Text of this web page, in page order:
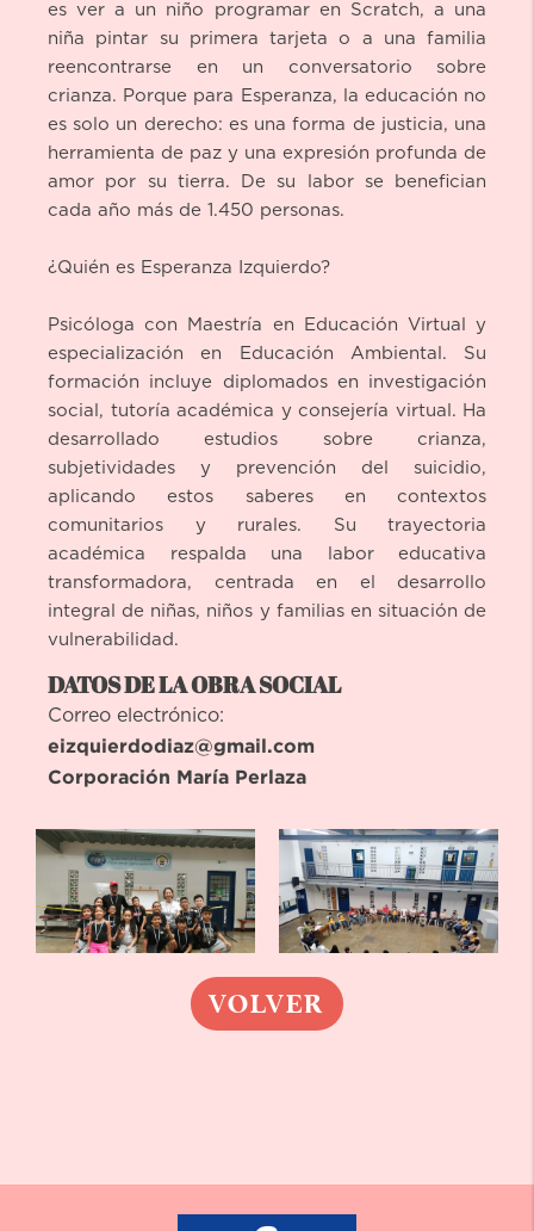
es ver a un niño programar en Scratch, a una
niña pintar su primera tarjeta o a una familia
reencontrarse en un conversatorio sobre
crianza. Porque para Esperanza, la educación no
es solo un derecho: es una forma de justicia, una
herramienta de paz y una expresión profunda de
amor por su tierra. De su labor se benefician
cada año más de 1.450 personas.
¿Quién es Esperanza Izquierdo?
Psicóloga con Maestría en Educación Virtual y
especialización en Educación Ambiental. Su
formación incluye diplomados en investigación
social, tutoría académica y consejería virtual. Ha
desarrollado estudios sobre crianza,
subjetividades y prevención del suicidio,
aplicando estos saberes en contextos
comunitarios y rurales. Su trayectoria
académica respalda una labor educativa
transformadora, centrada en el desarrollo
integral de niñas, niños y familias en situación de
vulnerabilidad.
DATOS DE LA OBRA SOCIAL
Correo electrónico:
eizquierdodiaz@gmail.com
Corporación María Perlaza
VOLVER